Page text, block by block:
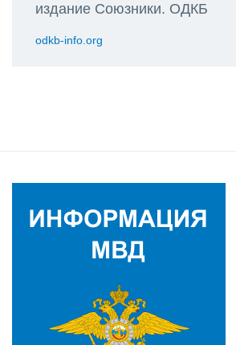
издание Союзники. ОДКБ
odkb-info.org